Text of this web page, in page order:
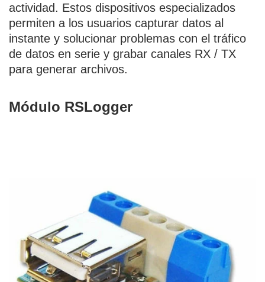
actividad. Estos dispositivos especializados
permiten a los usuarios capturar datos al
instante y solucionar problemas con el tráfico
de datos en serie y grabar canales RX / TX
para generar archivos.
Módulo RSLogger